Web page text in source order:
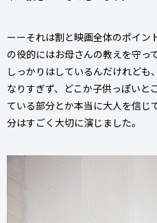
ーーそれは割と映画全体のポイン
の役的にはお母さんの教えを守っ
しっかりはしているんだけれども
なりすぎず、どこか子供っぽいと
ている部分とか本当に大人を信じ
分はすごく大切に演じました。